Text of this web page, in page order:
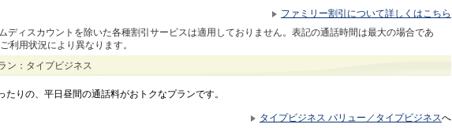
ファミリー割引について詳しくはこちら
ディスカウントを除いた各種割引サービスは適用しておりません。表記の通話時間は最大の場合であ
利用状況により異なります。
ン：タイプビジネス
たりの、平日昼間の通話料がおトクなプランです。
タイプビジネス バリュー／タイプビジネスへ